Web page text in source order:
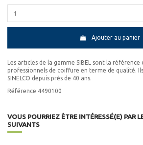
Ajouter au panier
Les articles de la gamme SIBEL sont la référence
professionnels de coiffure en terme de qualité.
SINELCO depuis près de 40 ans.
Référence 4490100
VOUS POURRIEZ ÊTRE INTÉRESSÉ(E) PAR
SUIVANTS